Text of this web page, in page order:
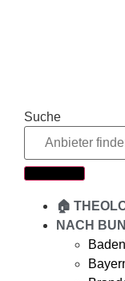
Suche
🏠
NACH